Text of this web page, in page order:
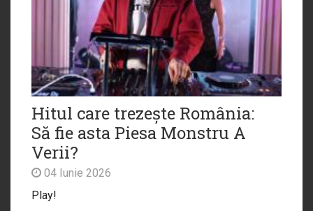
Hitul care trezește România:
Să fie asta Piesa Monstru A
Verii?
04 Iunie 2026
Play!